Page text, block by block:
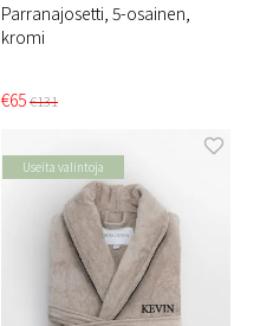
Parranajosetti, 5-osainen,
kromi
€65€131
Useita valintoja